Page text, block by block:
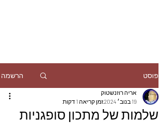
פוסט הרשמה
שלמות של מתכון סופגניות
אריה רוזנשטוק
19 בנוב׳ 2024
זמן קריאה 1 דקות